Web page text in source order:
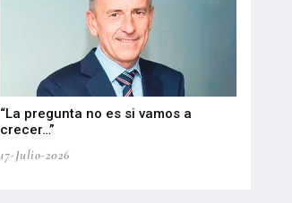
“La pregunta no es si vamos a
crecer…”
17-Julio-2026